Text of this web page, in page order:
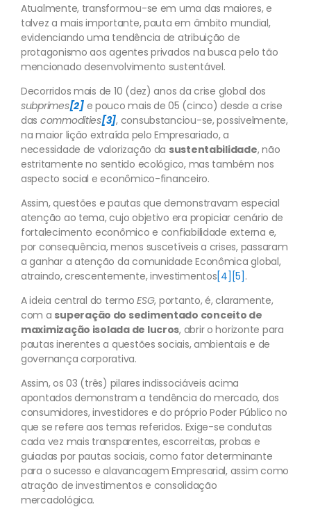
Atualmente, transformou-se em uma das maiores, e
talvez a mais importante, pauta em âmbito mundial,
evidenciando uma tendência de atribuição de
protagonismo aos agentes privados na busca pelo tão
mencionado desenvolvimento sustentável.
Decorridos mais de 10 (dez) anos da crise global dos
subprimes[2] e pouco mais de 05 (cinco) desde a crise
das commodities[3], consubstanciou-se, possivelmente,
na maior lição extraída pelo Empresariado, a
necessidade de valorização da sustentabilidade, não
estritamente no sentido ecológico, mas também nos
aspecto social e econômico-financeiro.
Assim, questões e pautas que demonstravam especial
atenção ao tema, cujo objetivo era propiciar cenário de
fortalecimento econômico e confiabilidade externa e,
por consequência, menos suscetíveis a crises, passaram
a ganhar a atenção da comunidade Econômica global,
atraindo, crescentemente, investimentos[4] [5] .
A ideia central do termoESG, portanto, é, claramente,
com a superação do sedimentado conceito de
maximização isolada de lucros, abrir o horizonte para
pautas inerentes a questões sociais, ambientais e de
governança corporativa.
Assim, os 03 (três) pilares indissociáveis acima
apontados demonstram a tendência do mercado, dos
consumidores, investidores e do próprio Poder Público no
que se refere aos temas referidos. Exige-se condutas
cada vez mais transparentes, escorreitas, probas e
guiadas por pautas sociais, como fator determinante
para o sucesso e alavancagem Empresarial, assim como
atração de investimentos e consolidação
mercadológica.